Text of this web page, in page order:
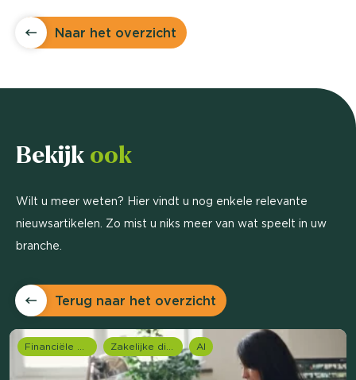
Naar het overzicht
Bekijk ook
Wilt u meer weten? Hier vindt u nog enkele relevante
nieuwsartikelen. Zo mist u niks meer van wat speelt in uw
branche.
Terug naar het overzicht
Financiële dienstverlening Zakelijke dienstverlening (B2B) AI